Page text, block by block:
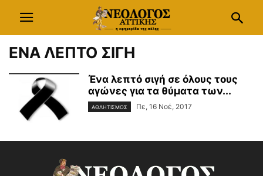
ΕΝΑ ΛΕΠΤΟ ΣΙΓΗ
Ένα λεπτό σιγή σε όλους τους
αγώνες για τα θύματα των...
ΑΘΛΗΤΙΣΜΟΣ Πε, 16 Νοέ, 2017